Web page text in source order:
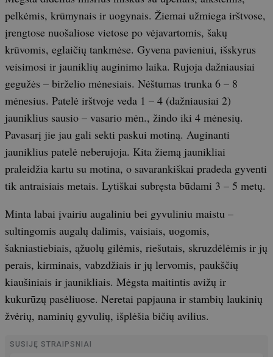
pelkėmis, krūmynais ir uogynais. Žiemai užmiega irštvose,
įrengtose nuošaliose vietose po vėjavartomis, šakų
krūvomis, eglaičių tankmėse. Gyvena pavieniui, išskyrus
veisimosi ir jauniklių auginimo laika. Rujoja dažniausiai
gegužės – birželio mėnesiais. Nėštumas trunka 6 – 8
mėnesius. Patelė irštvoje veda 1 – 4 (dažniausiai 2)
jauniklius sausio – vasario mėn., žindo iki 4 mėnesių.
Pavasarį jie jau gali sekti paskui motiną. Auginanti
jauniklius patelė neberujoja. Kita žiemą jaunikliai
praleidžia kartu su motina, o savarankiškai pradeda gyventi
tik antraisiais metais. Lytiškai subręsta būdami 3 – 5 metų.
Minta labai įvairiu augaliniu bei gyvuliniu maistu –
sultingomis augalų dalimis, vaisiais, uogomis,
šakniastiebiais, ąžuolų gilėmis, riešutais, skruzdėlėmis ir jų
perais, kirminais, vabzdžiais ir jų lervomis, paukščių
kiaušiniais ir jaunikliais. Mėgsta maitintis avižų ir
kukurūzų pasėliuose. Neretai papjauna ir stambių laukinių
žvėrių, naminių gyvulių, išplėšia bičių avilius.
SUSIJĘ STRAIPSNIAI